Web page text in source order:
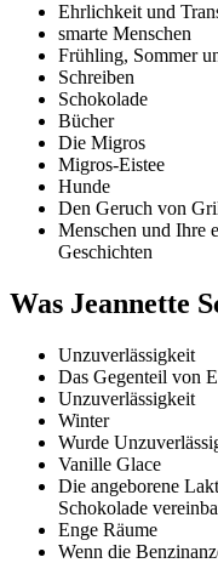
Ehrlichkeit und
smarte Menschen
Frühling, Sommer
Schreiben
Schokolade
Bücher
Die Migros
Migros-Eistee
Hunde
Den Geruch von
Menschen und Ihre
Geschichten
Was Jeannette
Unzuverlässigkeit
Das Gegenteil von
Unzuverlässigkeit
Winter
Wurde
Vanille Glace
Die angeborene
Schokolade
Enge Räume
Wenn die